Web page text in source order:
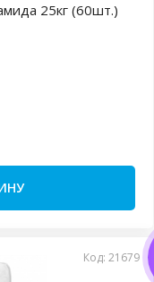
25кг (60шт.)
Код: 21679